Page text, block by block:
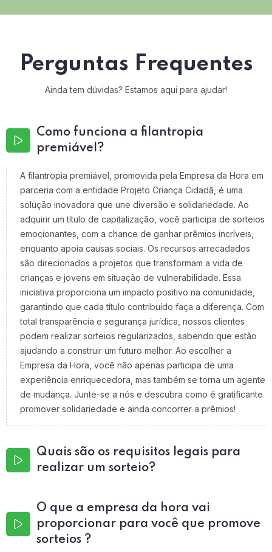
Perguntas Frequentes
Ainda tem dúvidas? Estamos aqui para ajudar!
Como funciona a filantropia
premiável?
A filantropia premiável, promovida pela Empresa da Hora em
parceria com a entidade Projeto Criança Cidadã, é uma
solução inovadora que une diversão e solidariedade. Ao
adquirir um título de capitalização, você participa de sorteios
emocionantes, com a chance de ganhar prêmios incríveis,
enquanto apoia causas sociais. Os recursos arrecadados
são direcionados a projetos que transformam a vida de
crianças e jovens em situação de vulnerabilidade. Essa
iniciativa proporciona um impacto positivo na comunidade,
garantindo que cada título contribuído faça a diferença. Com
total transparência e segurança jurídica, nossos clientes
podem realizar sorteios regularizados, sabendo que estão
ajudando a construir um futuro melhor. Ao escolher a
Empresa da Hora, você não apenas participa de uma
experiência enriquecedora, mas também se torna um agente
de mudança. Junte-se a nós e descubra como é gratificante
promover solidariedade e ainda concorrer a prêmios!
Quais são os requisitos legais para
realizar um sorteio?
O que a empresa da hora vai
proporcionar para você que promove
sorteios ?